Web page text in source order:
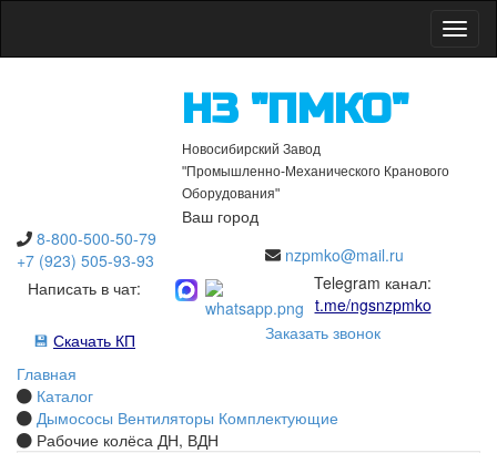
НЗ "ПМКО"
Новосибирский Завод
"Промышленно-Механического Кранового
Оборудования"
Ваш город
8-800-500-50-79
+7 (923) 505-93-93
Написать в чат:
💾 Скачать КП
nzpmko@mail.ru
Telegram канал:
t.me/ngsnzpmko
Заказать звонок
Главная
Каталог
Дымососы Вентиляторы Комплектующие
Рабочие колёса ДН, ВДН